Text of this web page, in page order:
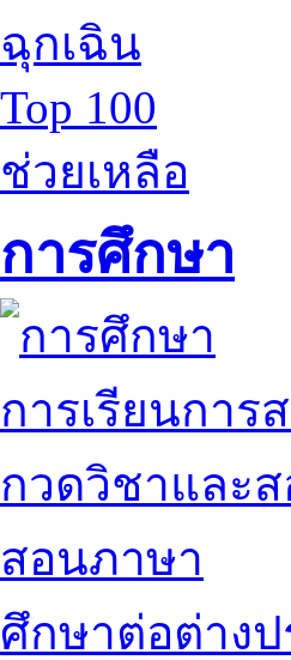
ฉุกเฉิน
Top 100
ช่วยเหลือ
การศึกษา
การเรียนการ
กวดวิชาและ
สอนภาษา
ศึกษาต่อต่างป